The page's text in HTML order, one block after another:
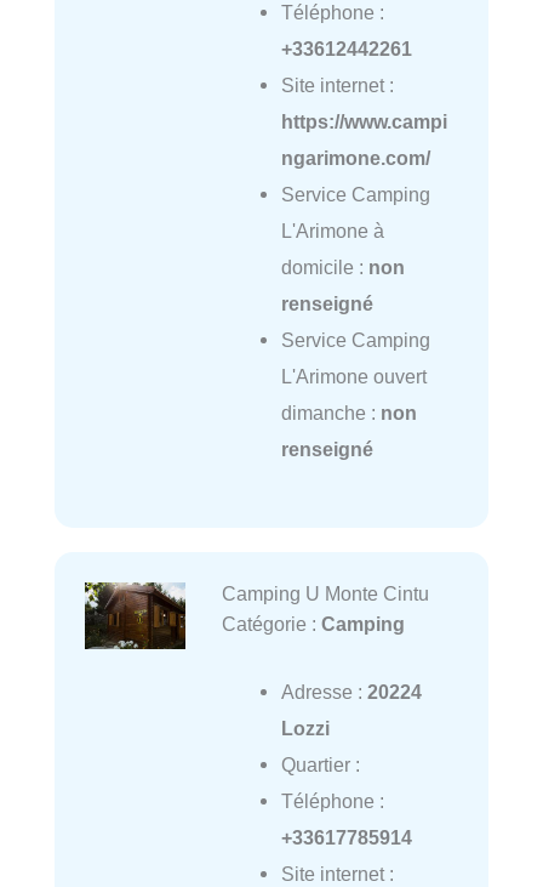
Téléphone :
+33612442261
Site internet :
https://www.campi
ngarimone.com/
Service Camping
L'Arimone à
domicile : non
renseigné
Service Camping
L'Arimone ouvert
dimanche : non
renseigné
Camping U Monte Cintu
Catégorie : Camping
Adresse : 20224
Lozzi
Quartier :
Téléphone :
+33617785914
Site internet :